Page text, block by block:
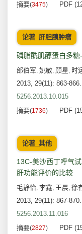
摘要(3475) PDF
论著_肝胆胰肿瘤
磷脂酰肌醇蛋白多
邰伯军, 姚敏, 顾星, 时
2013, 29(11): 863-866.
5256.2013.10.015
摘要(1736) PDF
论著_其他
13C-美沙西丁呼气
肝功能评价的比较
毛静怡, 李鑫, 王晨, 徐
2013, 29(11): 867-870.
5256.2013.11.016
摘要(2827) PDF